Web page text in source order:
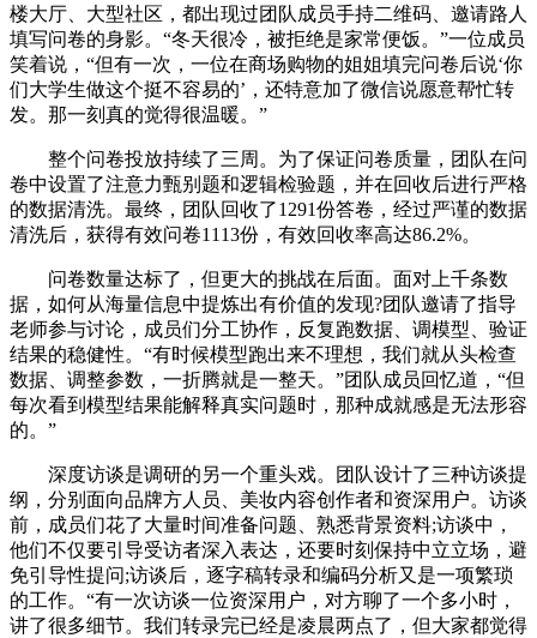
楼大厅、大型社区，都出现过团队成员手持二维码、邀请路人
填写问卷的身影。“冬天很冷，被拒绝是家常便饭。”一位成员
笑着说，“但有一次，一位在商场购物的姐姐填完问卷后说‘你
们大学生做这个挺不容易的’，还特意加了微信说愿意帮忙转
发。那一刻真的觉得很温暖。”
整个问卷投放持续了三周。为了保证问卷质量，团队在问
卷中设置了注意力甄别题和逻辑检验题，并在回收后进行严格
的数据清洗。最终，团队回收了1291份答卷，经过严谨的数据
清洗后，获得有效问卷1113份，有效回收率高达86.2%。
问卷数量达标了，但更大的挑战在后面。面对上千条数
据，如何从海量信息中提炼出有价值的发现?团队邀请了指导
老师参与讨论，成员们分工协作，反复跑数据、调模型、验证
结果的稳健性。“有时候模型跑出来不理想，我们就从头检查
数据、调整参数，一折腾就是一整天。”团队成员回忆道，“但
每次看到模型结果能解释真实问题时，那种成就感是无法形容
的。”
深度访谈是调研的另一个重头戏。团队设计了三种访谈提
纲，分别面向品牌方人员、美妆内容创作者和资深用户。访谈
前，成员们花了大量时间准备问题、熟悉背景资料;访谈中，
他们不仅要引导受访者深入表达，还要时刻保持中立立场，避
免引导性提问;访谈后，逐字稿转录和编码分析又是一项繁琐
的工作。“有一次访谈一位资深用户，对方聊了一个多小时，
讲了很多细节。我们转录完已经是凌晨两点了，但大家都觉得